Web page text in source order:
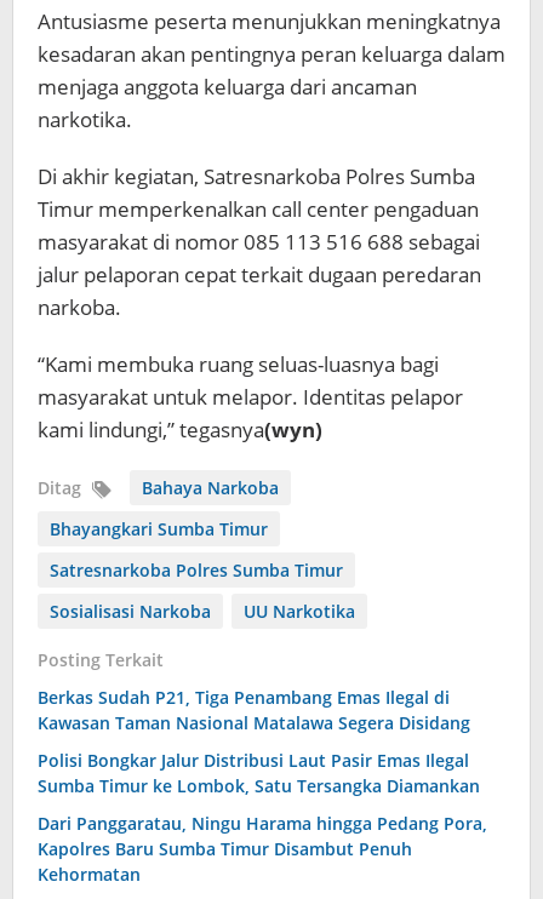
Antusiasme peserta menunjukkan meningkatnya
kesadaran akan pentingnya peran keluarga dalam
menjaga anggota keluarga dari ancaman
narkotika.
Di akhir kegiatan, Satresnarkoba Polres Sumba
Timur memperkenalkan call center pengaduan
masyarakat di nomor 085 113 516 688 sebagai
jalur pelaporan cepat terkait dugaan peredaran
narkoba.
“Kami membuka ruang seluas-luasnya bagi
masyarakat untuk melapor. Identitas pelapor
kami lindungi,” tegasnya(wyn)
Ditag
Bahaya Narkoba
Bhayangkari Sumba Timur
Satresnarkoba Polres Sumba Timur
Sosialisasi Narkoba
UU Narkotika
Posting Terkait
Berkas Sudah P21, Tiga Penambang Emas Ilegal di
Kawasan Taman Nasional Matalawa Segera Disidang
Polisi Bongkar Jalur Distribusi Laut Pasir Emas Ilegal
Sumba Timur ke Lombok, Satu Tersangka Diamankan
Dari Panggaratau, Ningu Harama hingga Pedang Pora,
Kapolres Baru Sumba Timur Disambut Penuh
Kehormatan